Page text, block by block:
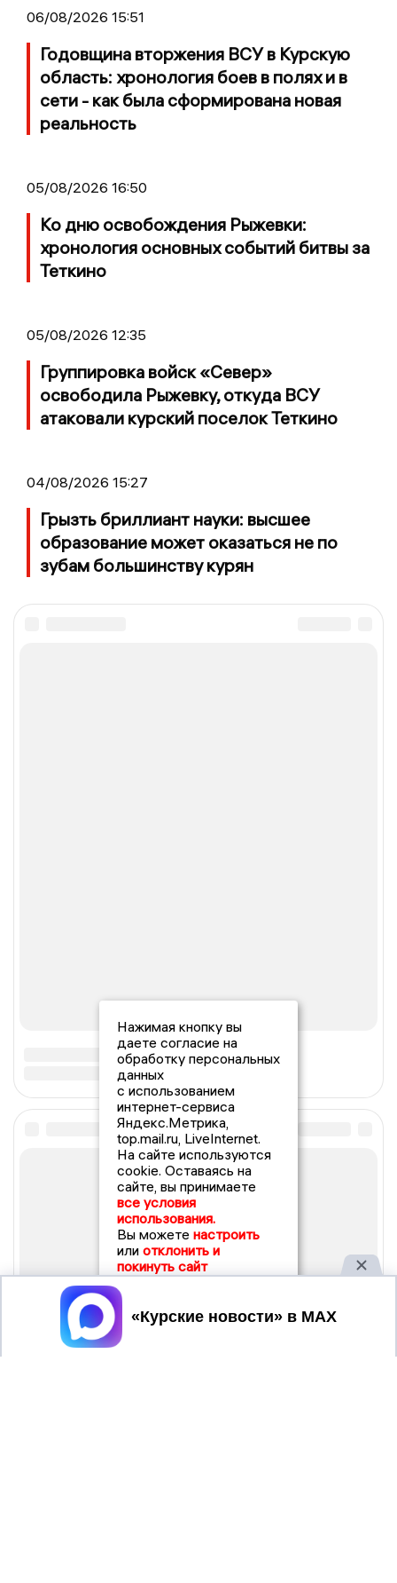
06/08/2026 15:51
Годовщина вторжения ВСУ в Курскую
область: хронология боев в полях и в
сети - как была сформирована новая
реальность
05/08/2026 16:50
Ко дню освобождения Рыжевки:
хронология основных событий битвы за
Теткино
05/08/2026 12:35
Группировка войск «Север»
освободила Рыжевку, откуда ВСУ
атаковали курский поселок Теткино
04/08/2026 15:27
Грызть бриллиант науки: высшее
образование может оказаться не по
зубам большинству курян
Нажимая кнопку вы
даете согласие на
обработку персональных
данных
с использованием
интернет-сервиса
Яндекс.Метрика,
top.mail.ru, LiveInternet.
На сайте используются
cookie. Оставаясь на
сайте, вы принимаете
все условия
использования.
Вы можете настроить
или отклонить и
покинуть сайт
Принять